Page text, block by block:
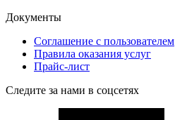
Документы
Соглашение с пользователем
Правила оказания услуг
Прайс-лист
Следите за нами в соцсетях